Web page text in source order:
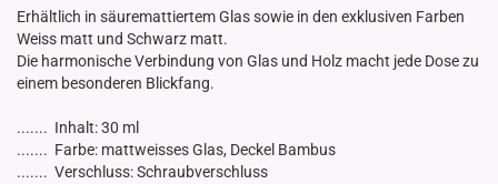
Erhältlich in säuremattiertem Glas sowie in den exklusiven Farben
Weiss matt und Schwarz matt.
Die harmonische Verbindung von Glas und Holz macht jede Dose zu
einem besonderen Blickfang.
....... Inhalt: 30 ml
....... Farbe: mattweisses Glas, Deckel Bambus
....... Verschluss: Schraubverschluss